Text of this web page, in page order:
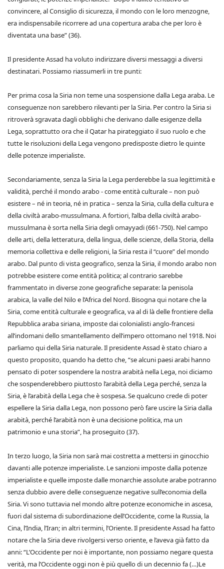
convincere, al Consiglio di sicurezza, il mondo con le loro menzogne,
era indispensabile ricorrere ad una copertura araba che per loro è
diventata una base” (36).
Il presidente Assad ha voluto indirizzare diversi messaggi a diversi
destinatari. Possiamo riassumerli in tre punti:
Per prima cosa la Siria non teme una sospensione dalla Lega araba. Le
conseguenze non sarebbero rilevanti per la Siria. Per contro la Siria si
ritroverà sgravata dagli obblighi che derivano dalle esigenze della
Lega, soprattutto ora che il Qatar ha pirateggiato il suo ruolo e che
tutte le risoluzioni della Lega vengono predisposte dietro le quinte
delle potenze imperialiste.
Secondariamente, senza la Siria la Lega perderebbe la sua legittimità e
validità, perché il mondo arabo - come entità culturale – non può
esistere – né in teoria, né in pratica – senza la Siria, culla della cultura e
della civiltà arabo-mussulmana. A fortiori, l’alba della civiltà arabo-
mussulmana è sorta nella Siria degli omayyadi (661-750). Nel campo
delle arti, della letteratura, della lingua, delle scienze, della Storia, della
memoria collettiva e delle religioni, la Siria resta il “cuore” del mondo
arabo. Dal punto di vista geografico, senza la Siria, il mondo arabo non
potrebbe esistere come entità politica; al contrario sarebbe
frammentato in diverse zone geografiche separate: la penisola
arabica, la valle del Nilo e l’Africa del Nord. Bisogna qui notare che la
Siria, come entità culturale e geografica, va al di là delle frontiere della
Repubblica araba siriana, imposte dai colonialisti anglo-francesi
all’indomani dello smantellamento dell’impero ottomano nel 1918. Noi
parliamo qui della Siria naturale. Il presidente Assad è stato chiaro a
questo proposito, quando ha detto che, “se alcuni paesi arabi hanno
pensato di poter sospendere la nostra arabità nella Lega, noi diciamo
che sospenderebbero piuttosto l’arabità della Lega perché, senza la
Siria, è l’arabità della Lega che è sospesa. Se qualcuno crede di poter
espellere la Siria dalla Lega, non possono però fare uscire la Siria dalla
arabità, perché l’arabità non è una decisione politica, ma un
patrimonio e una storia”, ha proseguito (37).
In terzo luogo, la Siria non sarà mai costretta a mettersi in ginocchio
davanti alle potenze imperialiste. Le sanzioni imposte dalla potenze
imperialiste e quelle imposte dalle monarchie assolute arabe potranno
senza dubbio avere delle conseguenze negative sull’economia della
Siria. Vi sono tuttavia nel mondo altre potenze economiche in ascesa,
fuori dal sistema di subordinazione dell’Occidente, come la Russia, la
Cina, l’India, l’Iran; in altri termini, l’Oriente. Il presidente Assad ha fatto
notare che la Siria deve rivolgersi verso oriente, e l’aveva già fatto da
anni: “L’Occidente per noi è importante, non possiamo negare questa
verità, ma l’Occidente oggi non è più quello di un decennio fa (…)Le